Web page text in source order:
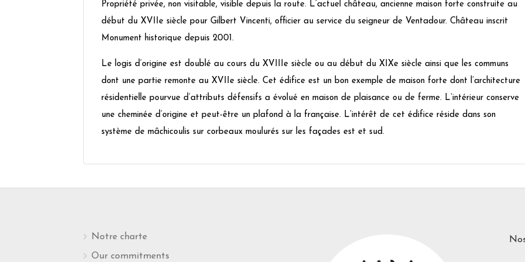
Propriété privée, non visitable, visible depuis la route. L’actuel château, ancienne maison forte construite au
début du XVIIe siècle pour Gilbert Vincenti, officier au service du seigneur de Ventadour. Château inscrit
Monument historique depuis 2001.
Le logis d’origine est doublé au cours du XVIIIe siècle ou au début du XIXe siècle ainsi que les communs
dont une partie remonte au XVIIe siècle. Cet édifice est un bon exemple de maison forte dont l’architecture
résidentielle pourvue d’attributs défensifs a évolué en maison de plaisance ou de ferme. L’intérieur conserve
une cheminée d’origine et peut-être un plafond à la française. L’intérêt de cet édifice réside dans son
système de mâchicoulis sur corbeaux moulurés sur les façades est et sud.
Notre charte
Our commitments